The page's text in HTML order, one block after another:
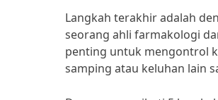
Langkah terakhir adalah
seorang ahli farmakologi
penting untuk mengontrol
samping atau keluhan lain